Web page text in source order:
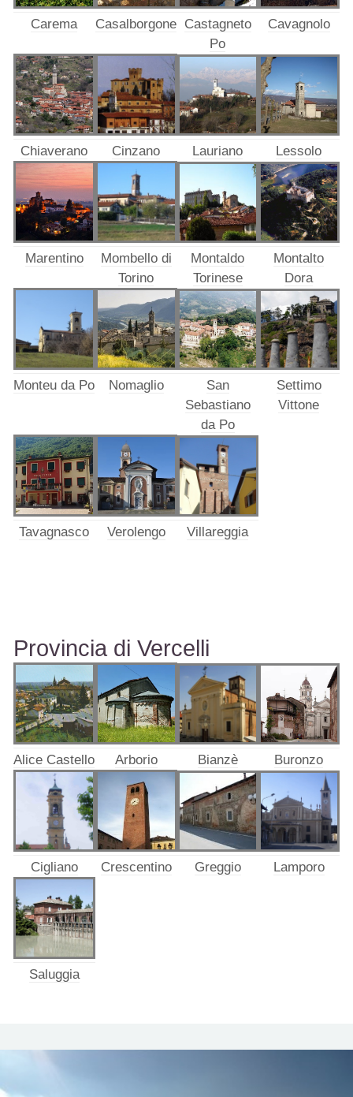
Carema Casalborgone Castagneto
Po
Cavagnolo
Chiaverano Cinzano Lauriano Lessolo
Marentino
Mombello di
Torino
Montaldo
Torinese
Montalto
Dora
Monteu da Po Nomaglio
San
Sebastiano
da Po
Settimo
Vittone
Tavagnasco Verolengo Villareggia
Provincia di Vercelli
Alice Castello Arborio Bianzè Buronzo
Cigliano Crescentino Greggio Lamporo
Saluggia